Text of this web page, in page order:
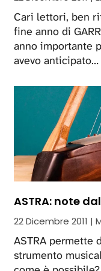
Cari lettori, ben
fine anno di
anno importante
avevo anticipato…
ASTRA: note
22 Dicembre 2011 |
ASTRA permette
strumento